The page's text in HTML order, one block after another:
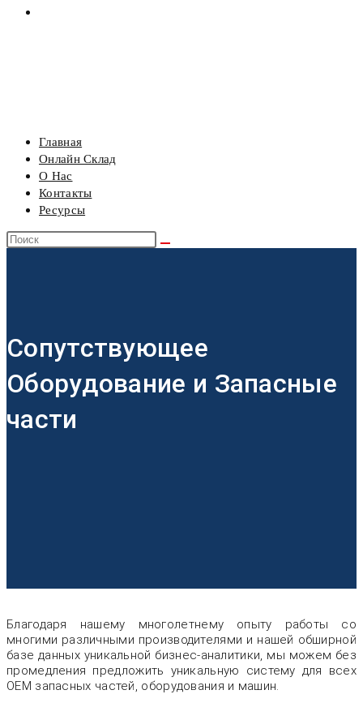
Главная
Онлайн Склад
О Нас
Контакты
Ресурсы
Поиск
на
Сопутствующее
Оборудование и Запасные
части
Благодаря нашему многолетнему опыту работы со
многими различными производителями и нашей обширной
базе данных уникальной бизнес-аналитики, мы можем без
промедления предложить уникальную систему для всех
OEM запасных частей, оборудования и машин.